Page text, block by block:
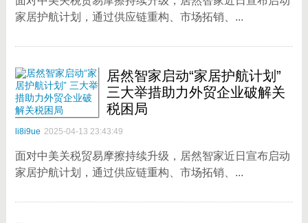
家居护航计划，通过供应链重构、市场拓销、...
居然智家启动“家居护航计划”
三大举措助力外贸企业破解关
税困局
li8i9ue 2025-04-13 23:43:49
面对中美关税贸易摩擦持续升级，居然智家近日宣布启动
家居护航计划，通过供应链重构、市场拓销、...